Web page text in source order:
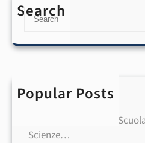
Search
S
a
h
Popular Posts
Career day 2025
Il 3 aprile prossimo la
Scienze…